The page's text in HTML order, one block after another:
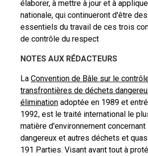
élaborer, à mettre à jour et à
nationale, qui continueront d'être
essentiels du travail de ces trois
de contrôle du respect
NOTES AUX RÉDACTEURS
La Convention de Bâle sur le
transfrontières de déchets
élimination adoptée en 1989 et
1992, est le traité international le
matière d'environnement
dangereux et autres déchets et
191 Parties. Visant avant tout à